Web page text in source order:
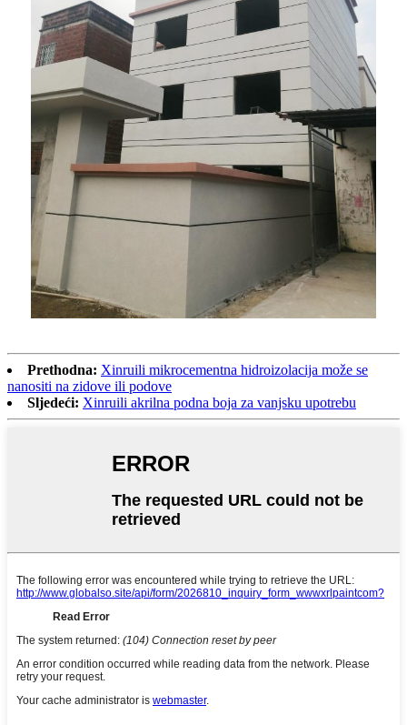
Prethodna: Xinruili mikrocementna hidroizolacija može se
nanositi na zidove ili podove
Sljedeći: Xinruili akrilna podna boja za vanjsku upotrebu